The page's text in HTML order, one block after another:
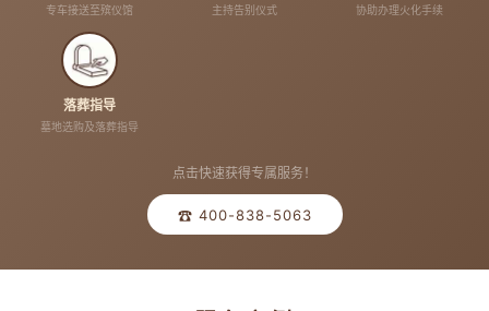
专车接送至殡仪馆 主持告别仪式 协助办理火化手续
落葬指导
墓地选购及落葬指导
点击快速获得专属服务！
☎ 400-838-5063